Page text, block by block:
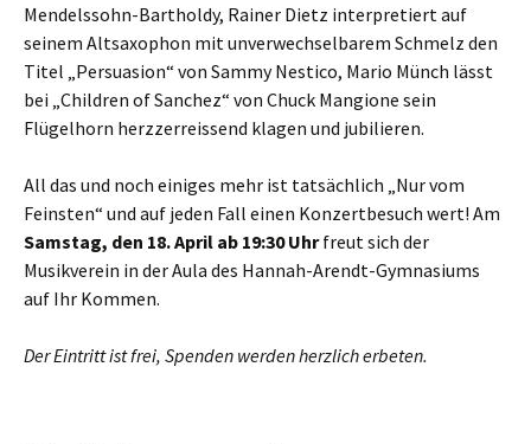
Mendelssohn-Bartholdy, Rainer Dietz interpretiert auf
seinem Altsaxophon mit unverwechselbarem Schmelz den
Titel „Persuasion“ von Sammy Nestico, Mario Münch lässt
bei „Children of Sanchez“ von Chuck Mangione sein
Flügelhorn herzzerreissend klagen und jubilieren.
All das und noch einiges mehr ist tatsächlich „Nur vom
Feinsten“ und auf jeden Fall einen Konzertbesuch wert! Am
Samstag, den 18. April ab 19:30 Uhrfreut sich der
Musikverein in der Aula des Hannah-Arendt-Gymnasiums
auf Ihr Kommen.
Der Eintritt ist frei, Spenden werden herzlich erbeten.